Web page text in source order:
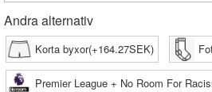
Andra alternativ
Korta byxor(+164.27SEK)
Premier League + No Room For